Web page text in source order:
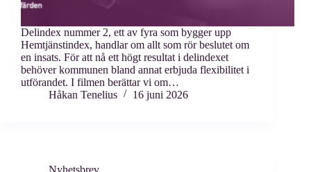
Delindex nummer 2, ett av fyra som bygger upp
Hemtjänstindex, handlar om allt som rör beslutet om
en insats. För att nå ett högt resultat i delindexet
behöver kommunen bland annat erbjuda flexibilitet i
utförandet. I filmen berättar vi om…
Håkan Tenelius
16 juni 2026
Nyhetsbrev